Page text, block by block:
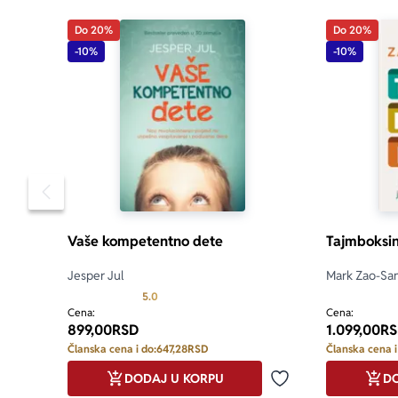
„Dobro
samo
Pomeranje sadržaja slajdera u levo
Do 20%
-10%
Vaše kompetentno dete
Jesper Jul
5.0
Cena:
899,00RSD
Članska cena i do:647,28RSD
Dodaj u omiljene
DODAJ U KORPU
Do 20%
-10%
Mark Zao-
Cena:
1.099,00
Članska cena